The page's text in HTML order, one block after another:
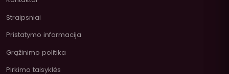
Straipsniai
Pristatymo informacija
Grąžinimo politika
Pirkimo taisyklės